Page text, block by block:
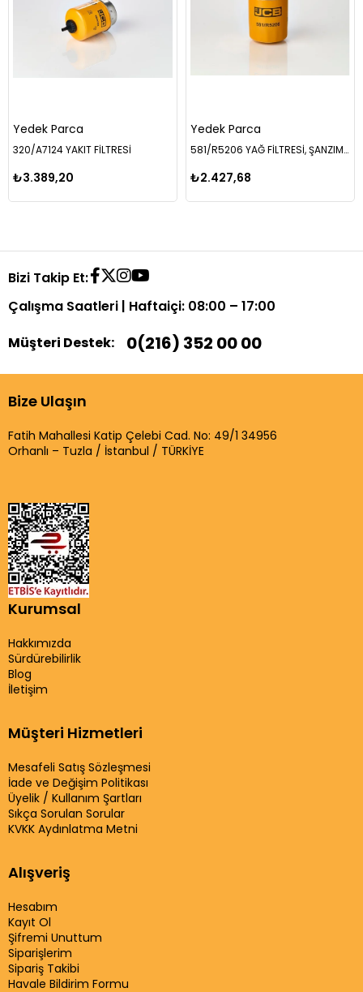
Yedek Parca
320/A7124 YAKIT FİLTRESİ
₺3.389,20
Yedek Parca
581/R5206 YAĞ FİLTRESİ, ŞANZIMAN
₺2.427,68
Bizi Takip Et:
Çalışma Saatleri | Haftaiçi: 08:00 – 17:00
Müşteri Destek:
0(216) 352 00 00
Bize Ulaşın
Fatih Mahallesi Katip Çelebi Cad. No: 49/1 34956
Orhanlı – Tuzla / İstanbul / TÜRKİYE
Kurumsal
Hakkımızda
Sürdürebilirlik
Blog
İletişim
Müşteri Hizmetleri
Mesafeli Satış Sözleşmesi
İade ve Değişim Politikası
Üyelik / Kullanım Şartları
Sıkça Sorulan Sorular
KVKK Aydınlatma Metni
Alışveriş
Hesabım
Kayıt Ol
Şifremi Unuttum
Siparişlerim
Sipariş Takibi
Havale Bildirim Formu